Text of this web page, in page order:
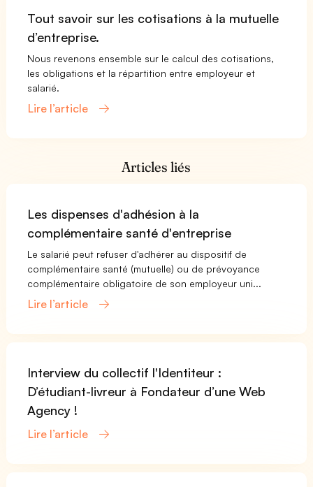
Tout savoir sur les cotisations à la mutuelle
d’entreprise.
Nous revenons ensemble sur le calcul des cotisations,
les obligations et la répartition entre employeur et
salarié.
Lire l’article
Articles liés
Les dispenses d'adhésion à la
complémentaire santé d'entreprise
Le salarié peut refuser d'adhérer au dispositif de
complémentaire santé (mutuelle) ou de prévoyance
complémentaire obligatoire de son employeur uni...
Lire l’article
Interview du collectif l'Identiteur :
D’étudiant-livreur à Fondateur d’une Web
Agency !
Lire l’article